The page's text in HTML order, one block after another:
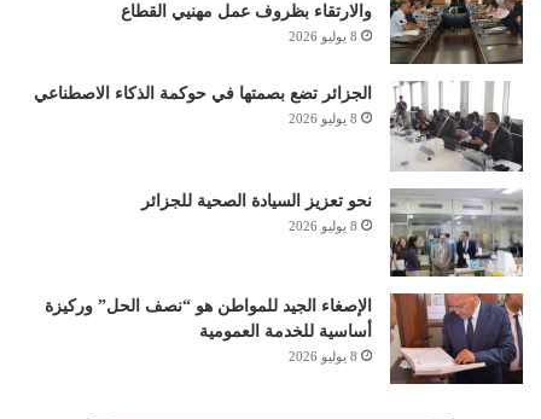
والارتقاء بظروف عمل مهنيي القطاع
8 يوليو 2026
الجزائر تضع بصمتها في حوكمة الذكاء الاصطناعي
8 يوليو 2026
نحو تعزيز السيادة الصحية للجزائر
8 يوليو 2026
الإصغاء الجيد للمواطن هو “نصف الحل” وركيزة
أساسية للخدمة العمومية
8 يوليو 2026